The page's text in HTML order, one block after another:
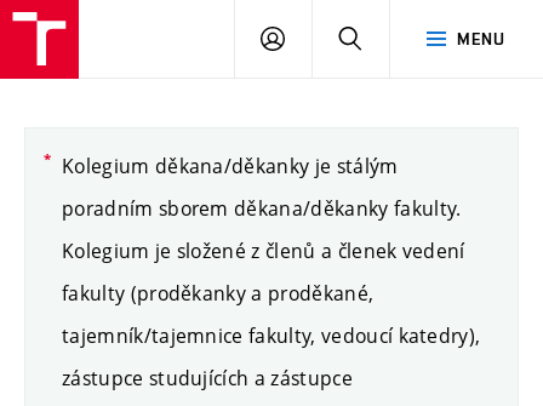
MENU
PŘIHLÁSIT
Kolegium děkana/děkanky je stálým
poradním sborem děkana/děkanky fakulty.
Kolegium je složené z členů a členek vedení
fakulty (proděkanky a proděkané,
tajemník/tajemnice fakulty, vedoucí katedry),
zástupce studujících a zástupce